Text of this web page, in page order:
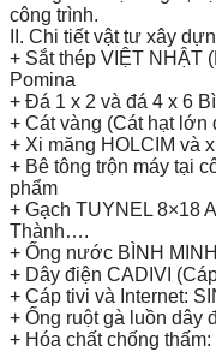
công trình.
II. Chi tiết vật tư xây
+ Sắt thép VIỆT NHẬT
Pomina
+ Đá 1 x 2 và đá 4 x 6
+ Cát vàng (Cát hạt lớn
+ Xi măng HOLCIM và
+ Bê tông trộn máy tại
phẩm
+ Gạch TUYNEL 8×18
Thành….
+ Ống nước BÌNH
+ Dây điện CADIVI
+ Cáp tivi và Internet:
+ Ống ruột gà luồn dây
+ Hóa chất chống